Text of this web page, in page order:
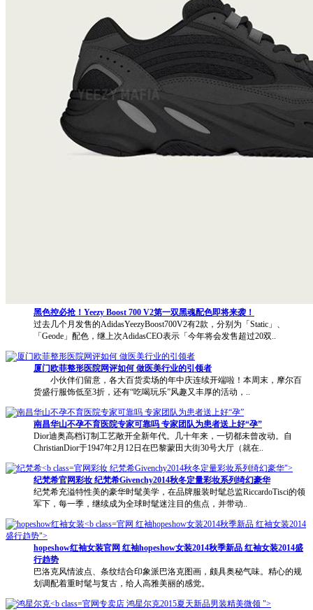
黑色控必抢！Yeezy Boost 700 V2第一双黑魂配色即将来袭！
过去几个月发售的AdidasYeezyBoost700V2有2款，分别为「Static」、
「Geode」配色，继上次AdidasCEO表示「今年将会发售超过20双..
厦门欧菲整形医院网评如何 做医美行业的引领者
小伙伴们留意，各大百货卖场的年中庆连续开端啦！本周末，摩尔百
货盛行服饰低至3折，还有“吃喝玩乐”风趣又丰厚的活动，..
南昌华山不孕不育医院专家可靠吗 专家团队为患者送上好“孕”
Dior迪奥高档订制工艺敞开全新年代。几十年来，一切都未曾改动。自
ChristianDior于1947年2月12日在巴黎蒙田大街30号大厅（就在..
官网彩妆 纪梵希Givenchy2014秋冬定量彩妆系列绮幻豪华">
纪梵希官网彩妆 纪梵希Givenchy2014秋冬定量彩妆系列绮幻豪华
纪梵希充溢特性美的豪华时髦美学，在品牌服装时髦总监RiccardoTisci的领
军下，每一季，继续成为全球时髦迷注目的焦点，并带动..
官网 红袖hopeshow女装2014秋季新品 红袖女装2014
盛行趋势">
hopeshow红袖女装官网 红袖hopeshow女装2014秋季新品 红袖女装2014盛
行趋势
巴洛克风情波点、条纹结合印象派巴洛克图画，颇具奥秘气味。精心的规
划调配着重时髦与复古，给人高雅美丽的感觉。
官网专卖店 鸿星尔克2015夏天新品男装精美微领 ">